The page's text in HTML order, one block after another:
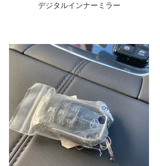
デジタルインナーミラー